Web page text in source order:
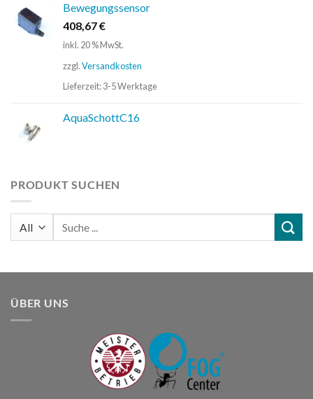
Bewegungssensor
408,67€
inkl. 20 % MwSt.
zzgl.Versandkosten
Lieferzeit:3-5 Werktage
AquaSchottC16
PRODUKT SUCHEN
ÜBER UNS